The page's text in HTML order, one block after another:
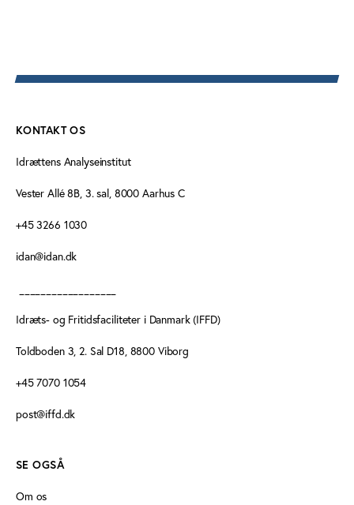
KONTAKT OS
Idrættens Analyseinstitut
Vester Allé 8B, 3. sal, 8000 Aarhus C
+45 3266 1030
idan@idan.dk
Idræts- og Fritidsfaciliteter i Danmark (IFFD)
Toldboden 3, 2. Sal D18, 8800 Viborg
+45 7070 1054
post@iffd.dk
SE OGSÅ
Om os